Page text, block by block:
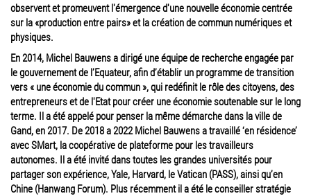
observent et promeuvent l'émergence d'une nouvelle économie centrée
sur la «production entre pairs» et la création de commun numériques et
physiques.
En 2014, Michel Bauwens a dirigé une équipe de recherche engagée par
le gouvernement de l’Equateur, afin d’établir un programme de transition
vers « une économie du commun », qui redéfinit le rôle des citoyens, des
entrepreneurs et de l'Etat pour créer une économie soutenable sur le long
terme. Il a été appelé pour penser la même démarche dans la ville de
Gand, en 2017. De 2018 a 2022 Michel Bauwens a travaillé ‘en résidence’
avec SMart, la coopérative de plateforme pour les travailleurs
autonomes. Il a été invité dans toutes les grandes universités pour
partager son expérience, Yale, Harvard, le Vatican (PASS), ainsi qu’en
Chine (Hanwang Forum). Plus récemment il a été le conseiller stratégie